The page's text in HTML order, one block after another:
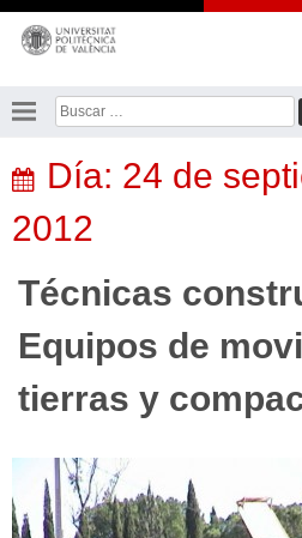
Saltar
contenido
Buscar:
Día: 24 de
2012
Técnicas
Equipos de
tierras y